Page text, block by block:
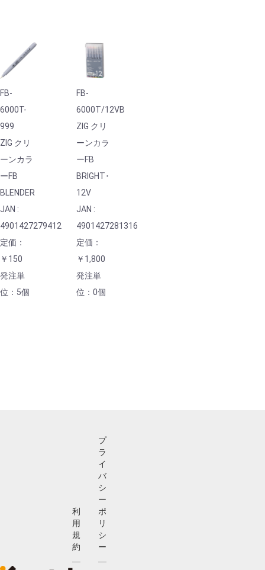
FB-
6000T-
999
ZIG クリ
ーンカラ
ーFB
BLENDER
JAN :
4901427279412
定価：
￥150
発注単
位：5個
FB-
6000T/12VB
ZIG クリ
ーンカラ
ーFB
BRIGHT･
12V
JAN :
4901427281316
定価：
￥1,800
発注単
位：0個
利
用
規
約
プ
ラ
イ
バ
シ
ー
ポ
リ
シ
ー